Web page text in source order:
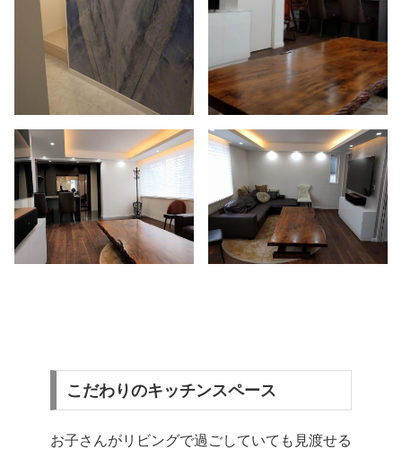
こだわりのキッチンスペース
お子さんがリビングで過ごしていても見渡せる